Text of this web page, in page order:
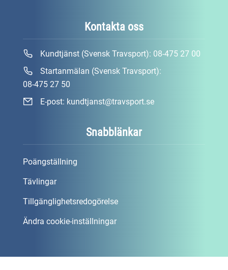
Snabblänkar
Poängställning
Tävlingar
Tillgänglighetsredogörelse
Ändra cookie-inställningar
Kontakta oss
Kundtjänst (Svensk Travsport): 08-475 27 00
Startanmälan (Svensk Travsport):
08-475 27 50
E-post: kundtjanst@travsport.se